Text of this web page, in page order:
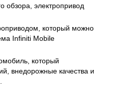
обзора, электропривод
который можно
Infiniti Mobile
который
внедорожные качества и